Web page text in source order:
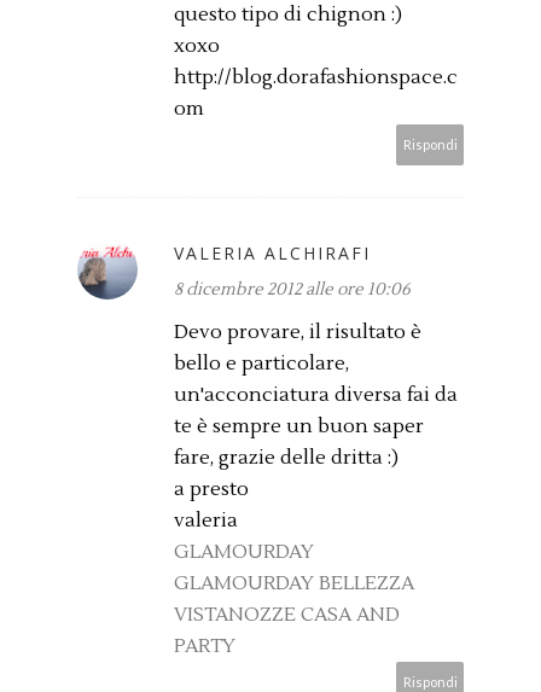
questo tipo di chignon :)
xoxo
http://blog.dorafashionspace.c
om
Rispondi
VALERIA ALCHIRAFI
8 dicembre 2012 alle ore 10:06
Devo provare, il risultato è
bello e particolare,
un'acconciatura diversa fai da
te è sempre un buon saper
fare, grazie delle dritta :)
a presto
valeria
GLAMOURDAY
GLAMOURDAY BELLEZZA
VISTANOZZE CASA AND
PARTY
Rispondi